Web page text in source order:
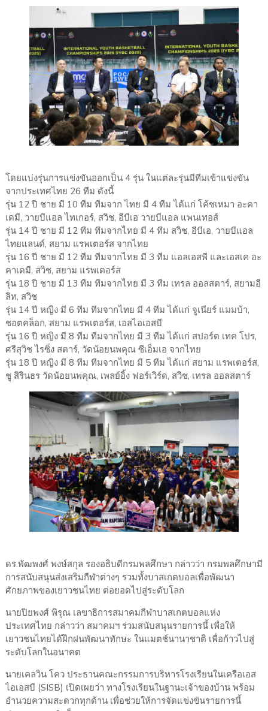
โดยแบ่งรุ่นการแข่งขันออกเป็น 4 รุ่น ในแต่ละรุ่นมีทีมเข้าแข่งขัน
จากประเทศไทย 26 ทีม ดังนี้
รุ่น 12 ปี ชาย มี 10 ทีม ทีมจาก ไทย มี 4 ทีม ได้แก่ โค้ชเหมา อะคา
เดมี, วายบีแอล ไทเกอร์, สวิช, อีบีเอ วายบีแอล แพนเทอส์
รุ่น 14 ปี ชาย มี 12 ทีม ทีมจากไทย มี 4 ทีม สวิช, อีบีเอ, วายบีแอล
ไทยแลนด์, สยาม แรพเตอร์ส จากไทย
รุ่น 16 ปี ชาย มี 12 ทีม ทีมจากไทย มี 3 ทีม แอลเอสพี และเอสเค อะ
คาเดมี, สวิช, สยาม แรพเตอร์ส
รุ่น 18 ปี ชาย มี 13 ทีม ทีมจากไทย มี 3 ทีม เทรล ออลสตาร์, สยามอี
ลิท, สวิช
รุ่น 14 ปี หญิง มี 6 ทีม ทีมจากไทย มี 4 ทีม ได้แก่ จูเนียร์ แมมบ้า,
ชอตคล็อก, สยาม แรพเตอร์ส, เอสไอเอสบี
รุ่น 16 ปี หญิง มี 8 ทีม ทีมจากไทย มี 3 ทีม ได้แก่ สปอร์ต เทค โปร,
ศรีสุวิช ไรซิ่ง สตาร์, วัดน้อยนพคุณ ซีเอ็มเอ จากไทย
รุ่น 18 ปี หญิง มี 8 ทีม ทีมจากไทย มี 5 ทีม ได้แก่ สยาม แรพเตอร์ส,
ชู สิรินธร วัดน้อยนพคุณ, เพลย์อิ้ง ฟอร์เวิร์ด, สวิช, เทรล ออลสตาร์
ดร.พัฒพงศ์ พงษ์สกุล รองอธิบดีกรมพลศึกษา กล่าวว่า กรมพลศึกษามี
การสนับสนุนส่งเสริมกีฬาต่างๆ รวมทั้งบาสเกตบอลเพื่อพัฒนา
ศักยภาพของเยาวชนไทย ต่อยอดไปสู่ระดับโลก
นายปิยพงศ์ พิรุณ เลขาธิการสมาคมกีฬาบาสเกตบอลแห่ง
ประเทศไทย กล่าวว่า สมาคมฯ ร่วมสนับสนุนรายการนี้ เพื่อให้
เยาวชนไทยได้ฝึกฝนพัฒนาทักษะ ในแมตช์นานาชาติ เพื่อก้าวไปสู่
ระดับโลกในอนาคต
นายเคลวิน โคว ประธานคณะกรรมการบริหารโรงเรียนในเครือเอส
ไอเอสบี (SISB) เปิดเผยว่า ทางโรงเรียนในฐานะเจ้าของบ้าน พร้อม
อำนวยความสะดวกทุกด้าน เพื่อช่วยให้การจัดแข่งขันรายการนี้